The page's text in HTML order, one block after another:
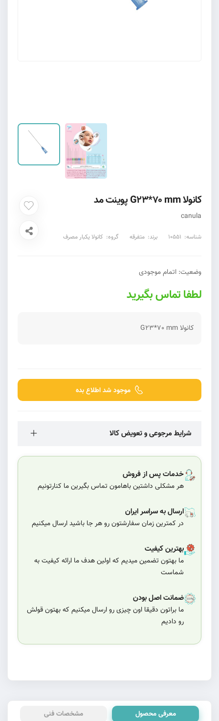
کانولا G23*70 mm پوینت مد
canula
شناسه: 10551 برند: متفرقه گروه: کانولا یکبار مصرف
وضعیت: اتمام موجودی
لطفا تماس بگیرید
کانولا G23*70 mm
موجود شد اطلاع بده
شرایط مرجوعی و تعویض کالا
خدمات پس از فروش
هر مشکلی داشتین باهامون تماس بگیرین ما کنارتونیم
ارسال به سراسر ایران
در کمترین زمان سفارشتون رو هر جا باشید ارسال میکنیم
بهترین کیفیت
ما بهتون تضمین میدیم که اولین هدف ما ارائه کیفیت به
شماست
ضمانت اصل بودن
ما براتون دقیقا اون چیزی رو ارسال میکنیم که بهتون قولش
رو دادیم
معرفی محصول
مشخصات فنی